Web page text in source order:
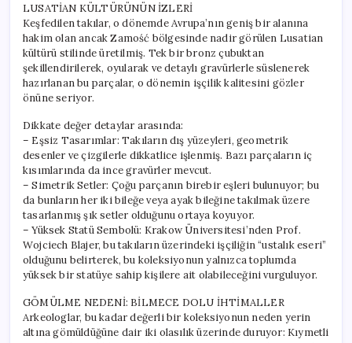
LUSATİAN KÜLTÜRÜNÜN İZLERİ
Keşfedilen takılar, o dönemde Avrupa’nın geniş bir alanına
hakim olan ancak Zamość bölgesinde nadir görülen Lusatian
kültürü stilinde üretilmiş. Tek bir bronz çubuktan
şekillendirilerek, oyularak ve detaylı gravürlerle süslenerek
hazırlanan bu parçalar, o dönemin işçilik kalitesini gözler
önüne seriyor.
Dikkate değer detaylar arasında:
– Eşsiz Tasarımlar: Takıların dış yüzeyleri, geometrik
desenler ve çizgilerle dikkatlice işlenmiş. Bazı parçaların iç
kısımlarında da ince gravürler mevcut.
– Simetrik Setler: Çoğu parçanın birebir eşleri bulunuyor; bu
da bunların her iki bileğe veya ayak bileğine takılmak üzere
tasarlanmış şık setler olduğunu ortaya koyuyor.
– Yüksek Statü Sembolü: Krakow Üniversitesi’nden Prof.
Wojciech Blajer, bu takıların üzerindeki işçiliğin “ustalık eseri”
olduğunu belirterek, bu koleksiyonun yalnızca toplumda
yüksek bir statüye sahip kişilere ait olabileceğini vurguluyor.
GÖMÜLME NEDENİ: BİLMECE DOLU İHTİMALLER
Arkeologlar, bu kadar değerli bir koleksiyonun neden yerin
altına gömüldüğüne dair iki olasılık üzerinde duruyor: Kıymetli